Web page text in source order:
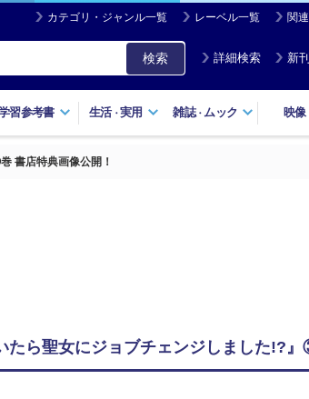
カテゴリ・ジャンル一覧 レーベル一覧 関
検索 詳細検索 新
習参考書 生活・実用 雑誌・ ムック 映像
書店特典画像公開！
たら聖女にジョブチェンジしました!?